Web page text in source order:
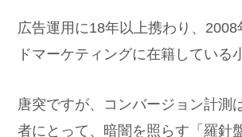
広告運用に18年以上携わり、
ドマーケティングに在籍している
唐突ですが、コンバージョン計測
者にとって、暗闇を照らす「羅針